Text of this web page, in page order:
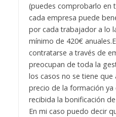
(puedes comprobarlo en
cada empresa puede
por cada trabajador a lo
mínimo de 420€ anuales.
contratarse a través de
preocupan de toda la
los casos no se tiene
precio de la formación ya
recibida la bonificación
En mi caso puedo decir